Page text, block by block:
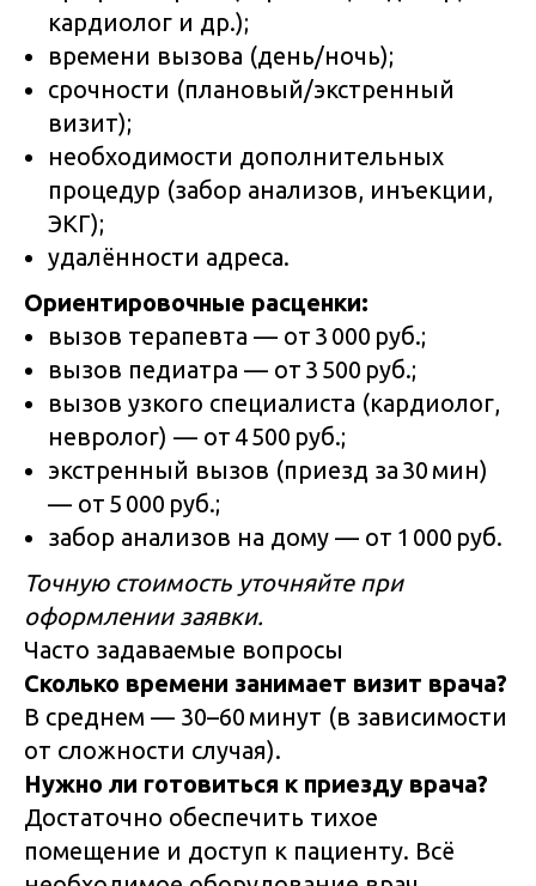
кардиолог и др.);
времени вызова (день/ночь);
срочности (плановый/экстренный
визит);
необходимости дополнительных
процедур (забор анализов, инъекции,
ЭКГ);
удалённости адреса.
Ориентировочные расценки:
вызов терапевта — от 3 000 руб.;
вызов педиатра — от 3 500 руб.;
вызов узкого специалиста (кардиолог,
невролог) — от 4 500 руб.;
экстренный вызов (приезд за 30 мин)
— от 5 000 руб.;
забор анализов на дому — от 1 000 руб.
Точную стоимость уточняйте при
оформлении заявки.
Часто задаваемые вопросы
Сколько времени занимает визит врача?
В среднем — 30–60 минут (в зависимости
от сложности случая).
Нужно ли готовиться к приезду врача?
Достаточно обеспечить тихое
помещение и доступ к пациенту. Всё